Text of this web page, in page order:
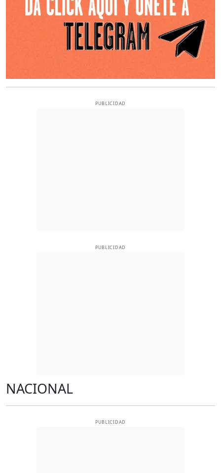
PUBLICIDAD
PUBLICIDAD
NACIONAL
PUBLICIDAD